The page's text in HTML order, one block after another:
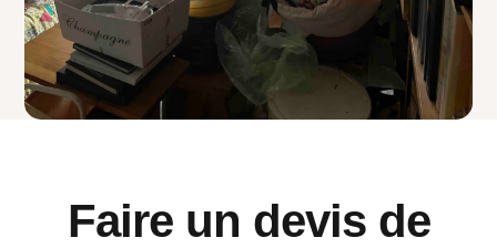
Faire un devis de